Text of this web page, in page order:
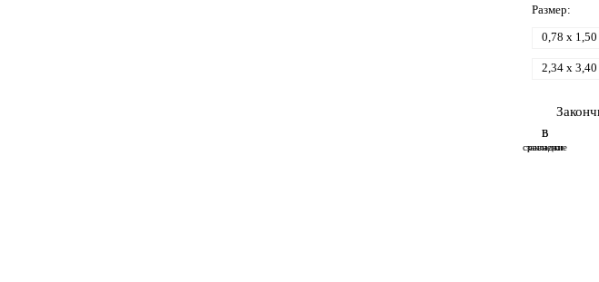
Размер:
0,78 x 1,50
2,34 x 3,40
В
закладки
В
сравнение